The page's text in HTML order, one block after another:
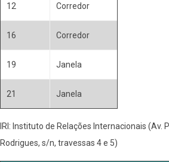
12 Corredor
16 Corredor
19 Janela
21 Janela
IRI: Instituto de Relações Internacionais (Av.
Rodrigues, s/n, travessas 4 e 5)